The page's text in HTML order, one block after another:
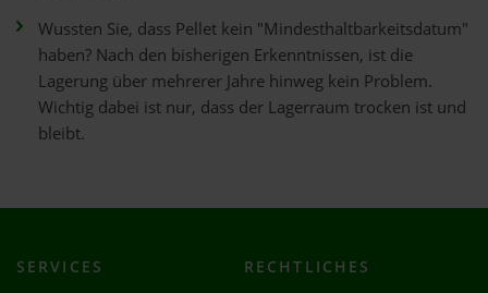
Wussten Sie, dass Pellet kein "Mindesthaltbarkeitsdatum"
haben? Nach den bisherigen Erkenntnissen, ist die
Lagerung über mehrerer Jahre hinweg kein Problem.
Wichtig dabei ist nur, dass der Lagerraum trocken ist und
bleibt.
SERVICES RECHTLICHES